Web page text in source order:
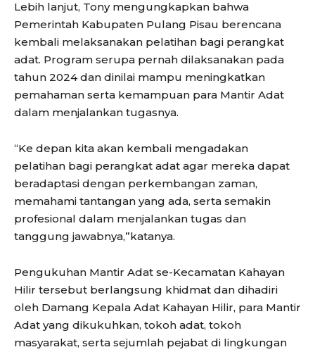
Lebih lanjut, Tony mengungkapkan bahwa
Pemerintah Kabupaten Pulang Pisau berencana
kembali melaksanakan pelatihan bagi perangkat
adat. Program serupa pernah dilaksanakan pada
tahun 2024 dan dinilai mampu meningkatkan
pemahaman serta kemampuan para Mantir Adat
dalam menjalankan tugasnya.
“Ke depan kita akan kembali mengadakan
pelatihan bagi perangkat adat agar mereka dapat
beradaptasi dengan perkembangan zaman,
memahami tantangan yang ada, serta semakin
profesional dalam menjalankan tugas dan
tanggung jawabnya,”katanya.
Pengukuhan Mantir Adat se-Kecamatan Kahayan
Hilir tersebut berlangsung khidmat dan dihadiri
oleh Damang Kepala Adat Kahayan Hilir, para Mantir
Adat yang dikukuhkan, tokoh adat, tokoh
masyarakat, serta sejumlah pejabat di lingkungan